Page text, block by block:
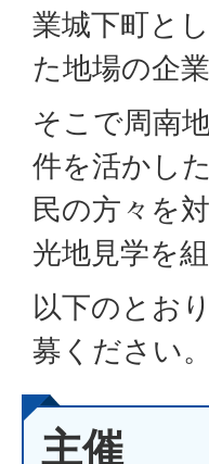
業城下町と
た地場の企
そこで周南
件を活かし
民の方々を
光地見学を
以下のとお
募ください。
主催